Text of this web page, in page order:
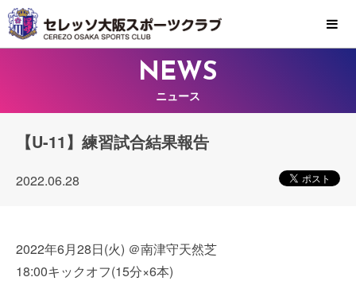
MENU
NEWS
ニュース
【U-11】練習試合結果報告
2022.06.28
2022年6月28日(火) ＠南津守天然芝
18:00キックオフ(15分×6本)